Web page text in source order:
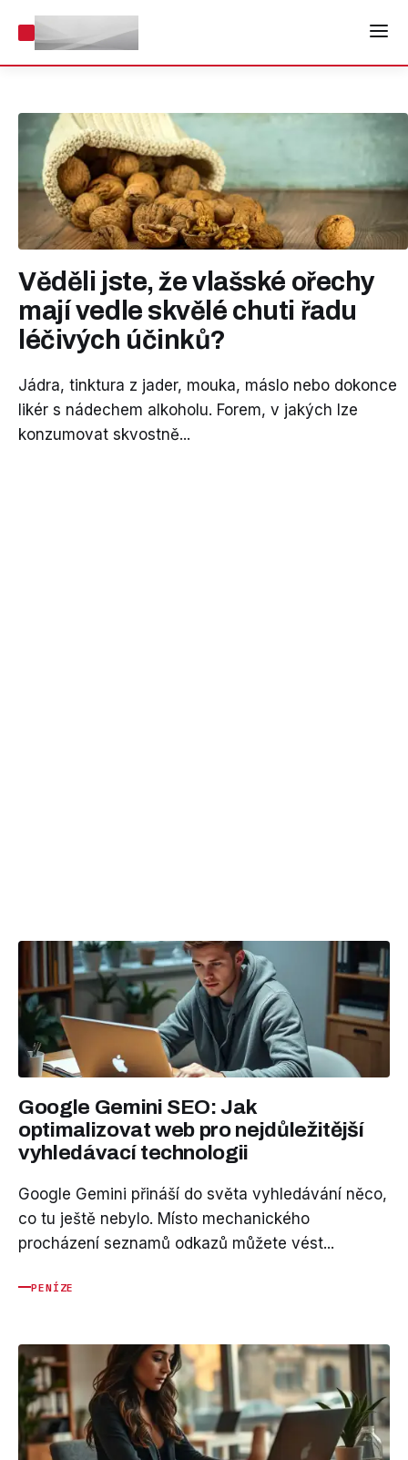
Věděli jste, že vlašské ořechy
mají vedle skvělé chuti řadu
léčivých účinků?
Jádra, tinktura z jader, mouka, máslo nebo dokonce
likér s nádechem alkoholu. Forem, v jakých lze
konzumovat skvostně...
Google Gemini SEO: Jak
optimalizovat web pro nejdůležitější
vyhledávací technologii
Google Gemini přináší do světa vyhledávání něco,
co tu ještě nebylo. Místo mechanického
procházení seznamů odkazů můžete vést...
PENÍZE